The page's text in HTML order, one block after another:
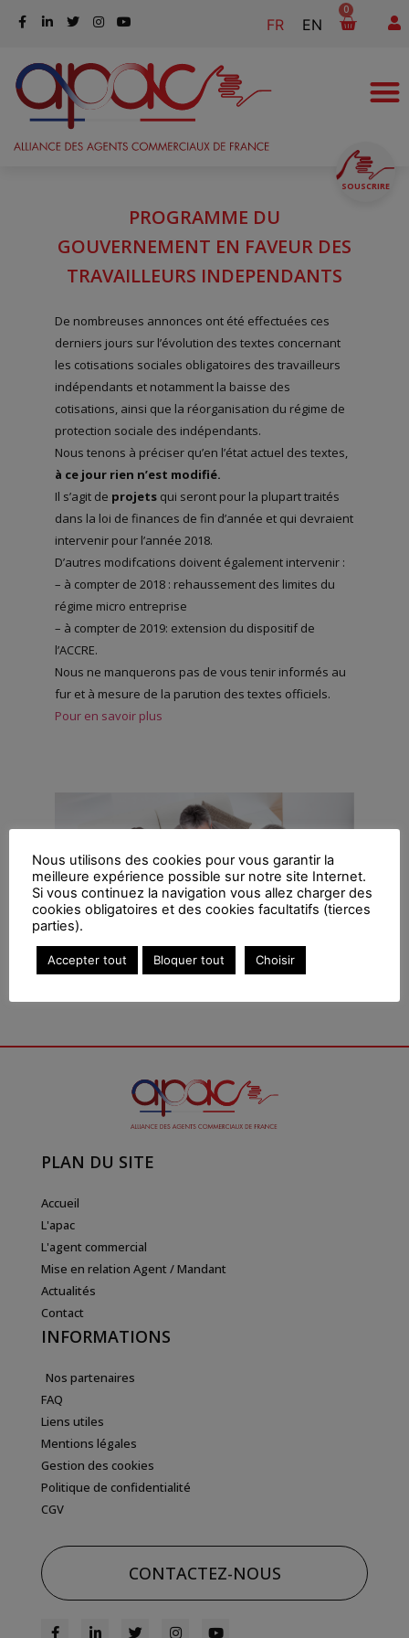
FR EN
0
SOUSCRIRE
PROGRAMME DU
GOUVERNEMENT EN FAVEUR DES
TRAVAILLEURS INDEPENDANTS
De nombreuses annonces ont été effectuées ces
derniers jours sur l’évolution des textes concernant
les cotisations sociales obligatoires des travailleurs
indépendants et notamment la baisse des
cotisations, ainsi que la réorganisation du régime de
protection sociale des indépendants.
Nous tenons à préciser qu’en l’état actuel des textes,
à ce jour rien n’est modifié.
Il s’agit de projets qui seront pour la plupart traités
dans la loi de finances de fin d’année et qui devraient
intervenir pour l’année 2018.
D’autres modifcations doivent également intervenir :
– à compter de 2018 : rehaussement des limites du
régime micro entreprise
– à compter de 2019: extension du dispositif de
l’ACCRE.
Nous ne manquerons pas de vous tenir informés au
fur et à mesure de la parution des textes officiels.
Pour en savoir plus
PLAN DU SITE
Accueil
L'apac
L'agent commercial
Mise en relation Agent / Mandant
Actualités
Contact
INFORMATIONS
Nos partenaires
FAQ
Liens utiles
Mentions légales
Gestion des cookies
Politique de confidentialité
CGV
CONTACTEZ-NOUS
Nous utilisons des cookies pour vous garantir la
meilleure expérience possible sur notre site Internet.
Si vous continuez la navigation vous allez charger des
cookies obligatoires et des cookies facultatifs (tierces
parties).
Accepter tout Bloquer tout Choisir